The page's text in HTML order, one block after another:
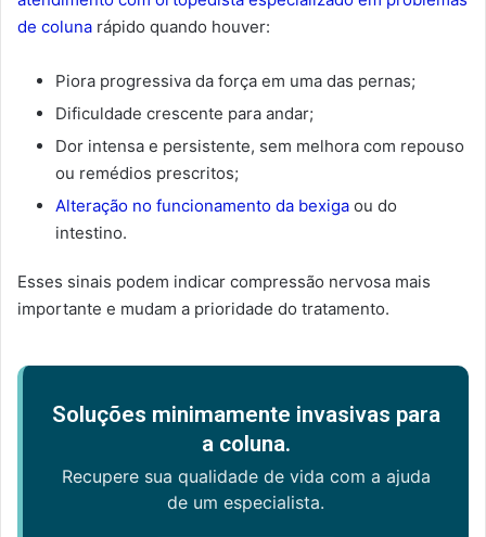
de coluna rápido quando houver:
Piora progressiva da força em uma das pernas;
Dificuldade crescente para andar;
Dor intensa e persistente, sem melhora com repouso
ou remédios prescritos;
Alteração no funcionamento da bexiga ou do
intestino.
Esses sinais podem indicar compressão nervosa mais
importante e mudam a prioridade do tratamento.
Soluções minimamente invasivas para
a coluna.
Recupere sua qualidade de vida com a ajuda
de um especialista.